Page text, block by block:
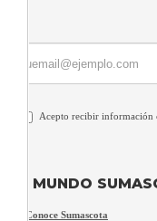
Acepto recibir información
MUNDO
Conoce Sumascota